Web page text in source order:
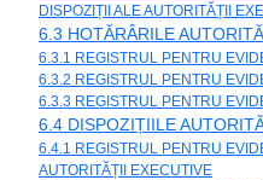
DISPOZIȚII ALE AUTORITĂȚII
6.3 HOTĂRÂRILE
6.3.1 REGISTRUL PENTRU
6.3.2 REGISTRUL PENTRU
6.3.3 REGISTRUL PENTRU
6.4 DISPOZIȚIILE
6.4.1 REGISTRUL PENTRU
AUTORITĂȚII EXECUTIVE